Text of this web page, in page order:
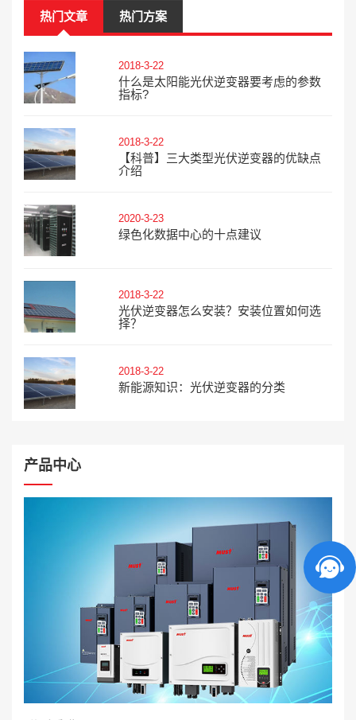
热门文章 热门方案
2018-3-22
什么是太阳能光伏逆变器要考虑的参数
指标?
2018-3-22
【科普】三大类型光伏逆变器的优缺点
介绍
2020-3-23
绿色化数据中心的十点建议
2018-3-22
光伏逆变器怎么安装？安装位置如何选
择？
2018-3-22
新能源知识：光伏逆变器的分类
产品中心